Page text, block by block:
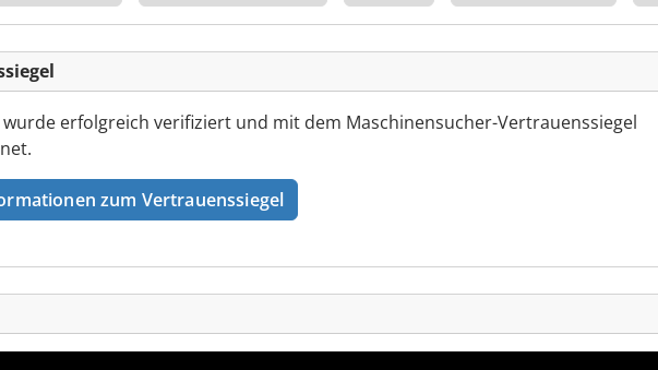
wurde erfolgreich verifiziert und mit dem Maschinensucher-Vertrauenssiegel
zum Vertrauenssiegel